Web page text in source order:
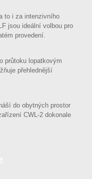
to i za intenzivního
jsou ideální volbou pro
provedení.
průtoku lopatkovým
přehlednější
do obytných prostor
CWL-2 dokonale